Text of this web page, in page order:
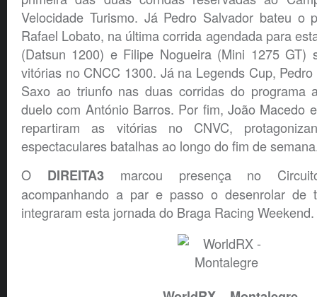
Velocidade Turismo. Já Pedro Salvador bateu o
Rafael Lobato, na última corrida agendada para
(Datsun 1200) e Filipe Nogueira (Mini 1275 GT)
vitórias no CNCC 1300. Já na Legends Cup,
Saxo ao triunfo nas duas corridas do programa
duelo com António Barros. Por fim, João Macedo
repartiram as vitórias no CNVC,
espectaculares batalhas ao longo do fim de
O DIREITA3 marcou presença no
acompanhando a par e passo o desenrolar de
integraram esta jornada do Braga Racing Weekend.